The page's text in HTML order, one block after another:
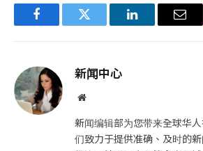
FacebookTwitter LinkedIn电
新闻中心
网
新闻编辑部为您带来全球华
们致力于提供准确、及时的